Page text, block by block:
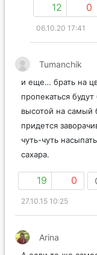
12 0
06.10.20 17:41
Tumanchik
и еще… брать на
пропекаться
высотой на самый
придется
чуть-чуть
сахара.
19 0
27.10.15 10:25
Arina